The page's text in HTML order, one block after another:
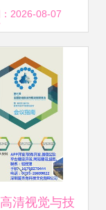
type)
2026-08-07
清视觉与技